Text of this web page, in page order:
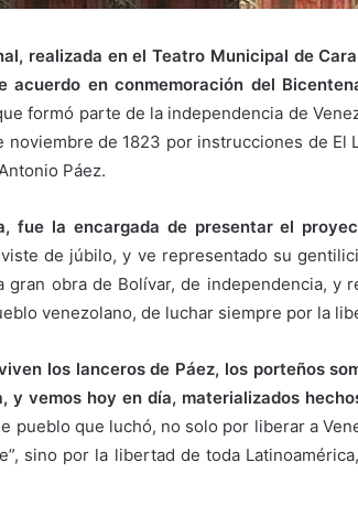
realizada en el Teatro Municipal de
acuerdo en conmemoración del
formó parte de la independencia de
de 1823 por instrucciones de El
Páez.
fue la encargada de presentar el
de júbilo, y ve representado su
gran obra de Bolívar, de independencia, y
venezolano, de luchar siempre por la
los lanceros de Páez, los porteños
vemos hoy en día, materializados
pueblo que luchó, no solo por liberar a
sino por la libertad de toda